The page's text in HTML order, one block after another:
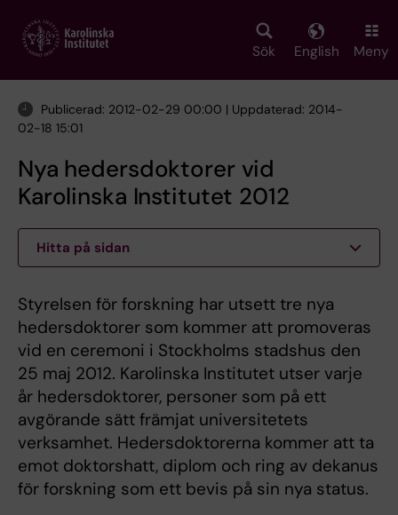
main
Sök English Meny
Publicerad: 2012-02-29 00:00 | Uppdaterad: 2014-
02-18 15:01
Nya hedersdoktorer vid
Karolinska Institutet 2012
Hitta på sidan
Styrelsen för forskning har utsett tre nya
hedersdoktorer som kommer att promoveras
vid en ceremoni i Stockholms stadshus den
25 maj 2012. Karolinska Institutet utser varje
år hedersdoktorer, personer som på ett
avgörande sätt främjat universitetets
verksamhet. Hedersdoktorerna kommer att ta
emot doktorshatt, diplom och ring av dekanus
för forskning som ett bevis på sin nya status.